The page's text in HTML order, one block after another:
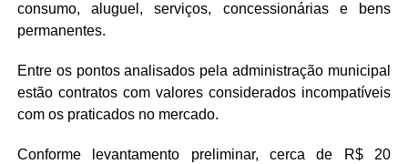
consumo, aluguel, serviços, concessionárias e bens
permanentes.
Entre os pontos analisados pela administração municipal
estão contratos com valores considerados incompatíveis
com os praticados no mercado.
Conforme levantamento preliminar, cerca de R$ 20